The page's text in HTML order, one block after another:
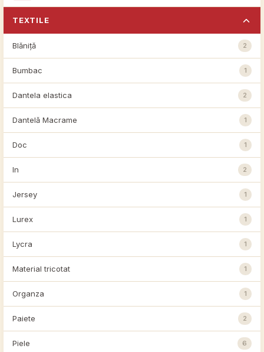
TEXTILE
Blăniță 2
Bumbac 1
Dantela elastica 2
Dantelă Macrame 1
Doc 1
In 2
Jersey 1
Lurex 1
Lycra 1
Material tricotat 1
Organza 1
Paiete 2
Piele 6